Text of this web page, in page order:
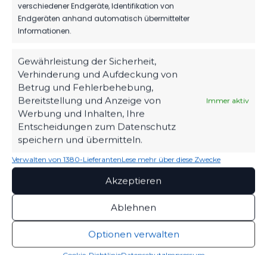
verschiedener Endgeräte, Identifikation von
Endgeräten anhand automatisch übermittelter
Informationen.
Gewährleistung der Sicherheit,
Verhinderung und Aufdeckung von
Betrug und Fehlerbehebung,
Bereitstellung und Anzeige von
Werbung und Inhalten, Ihre
Entscheidungen zum Datenschutz
speichern und übermitteln.
Immer aktiv
Verwalten von 1380-LieferantenLese mehr über diese Zwecke
Akzeptieren
Ablehnen
Optionen verwalten
TICKETS
Eintrittspreise & Spieltag
SPIELPLAN
Nächste Partien ansehen
PARTNER WERDEN
Sponsoring & Netzwerk
NEUESTE NACHRICHTEN